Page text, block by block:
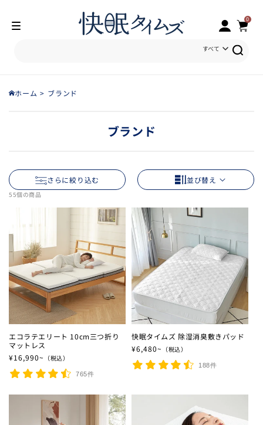
グ
イ
ン
ー
0
ア
イ
テ
ム
すべて
ホーム ブランド
ブランド
さらに絞り込む
55個の商品
並び替え
エコラテエリート 10cm三つ折り
マットレス
通常価格
¥16,990~ （税込）
765件
快眠タイムズ 除湿消臭敷きパッド
通常価格
¥6,480~ （税込）
188件